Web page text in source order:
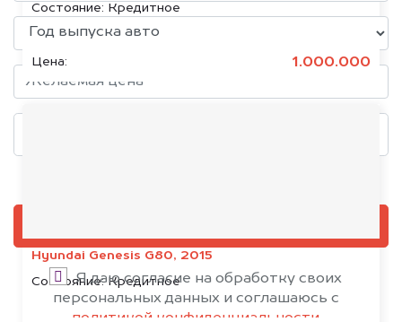
Состояние: Кредитное
Цена: 1.000.000
Hyundai Genesis G80, 2015
Состояние:Кредитное
Я даю согласие на обработку своих
персональных данных и соглашаюсь с
политикой конфиденциальности